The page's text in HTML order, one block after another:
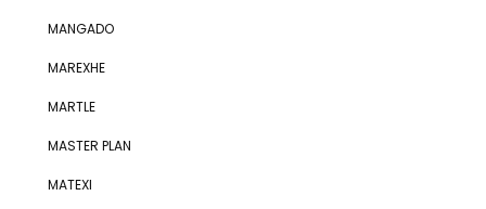
MANGADO
MAREXHE
MARTLE
MASTER PLAN
MATEXI